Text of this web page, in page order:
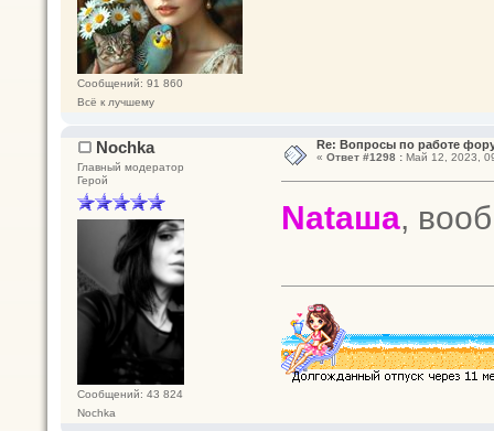
Сообщений: 91 860
Всё к лучшему
Nochka
Главный модератор
Герой
Сообщений: 43 824
Nochka
Re: Вопросы по работе
« Ответ #1298 :Май 12, 2023,
Nataшa,